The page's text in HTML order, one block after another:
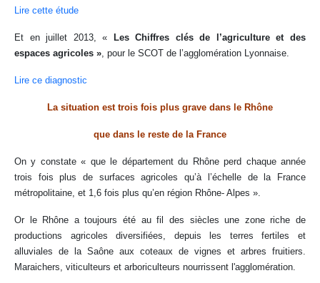
Lire cette étude
Et en juillet 2013, «
Les Chiffres clés de l’agriculture et des
espaces agricoles », pour le SCOT de l’agglomération Lyonnaise.
Lire ce diagnostic
La situation est trois fois plus grave dans le Rhône
que dans le reste de la France
On y constate « que le département du Rhône perd chaque année
trois fois plus de surfaces agricoles qu’à l’échelle de la France
métropolitaine, et 1,6 fois plus qu’en région Rhône- Alpes ».
Or le Rhône a toujours été au fil des siècles une zone riche de
productions agricoles diversifiées, depuis les terres fertiles et
alluviales de la Saône aux coteaux de vignes et arbres fruitiers.
Maraichers, viticulteurs et arboriculteurs nourrissent l'agglomération.